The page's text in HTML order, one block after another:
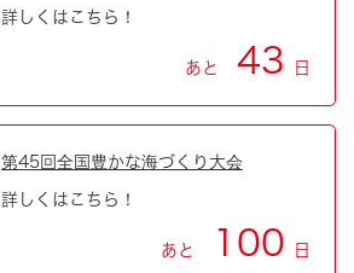
詳しくはこちら！
あと 43 日
第45回全国豊かな海づくり大会
詳しくはこちら！
あと 100 日